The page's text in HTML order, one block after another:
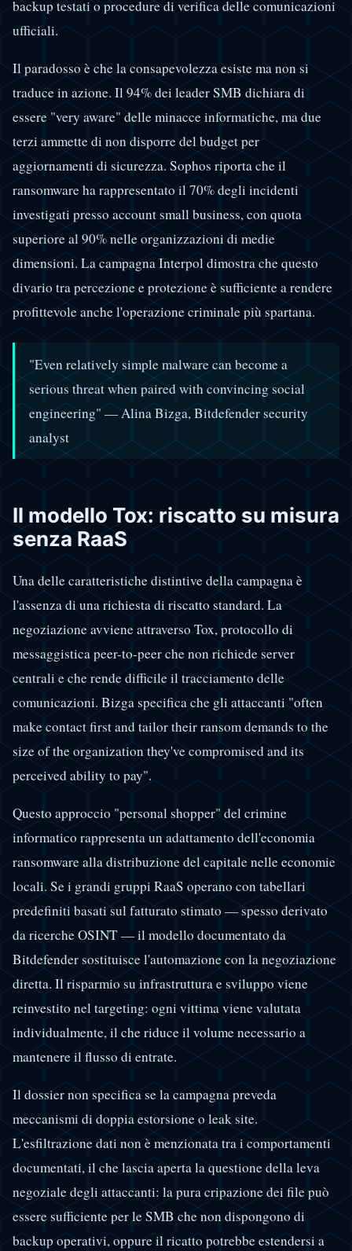
backup testati o procedure di verifica delle comunicazioni
ufficiali.
Il paradosso è che la consapevolezza esiste ma non si
traduce in azione. Il 94% dei leader SMB dichiara di
essere "very aware" delle minacce informatiche, ma due
terzi ammette di non disporre del budget per
aggiornamenti di sicurezza. Sophos riporta che il
ransomware ha rappresentato il 70% degli incidenti
investigati presso account small business, con quota
superiore al 90% nelle organizzazioni di medie
dimensioni. La campagna Interpol dimostra che questo
divario tra percezione e protezione è sufficiente a rendere
profittevole anche l'operazione criminale più spartana.
"Even relatively simple malware can become a
serious threat when paired with convincing social
engineering" — Alina Bizga, Bitdefender security
analyst
Il modello Tox: riscatto su misura
senza RaaS
Una delle caratteristiche distintive della campagna è
l'assenza di una richiesta di riscatto standard. La
negoziazione avviene attraverso Tox, protocollo di
messaggistica peer-to-peer che non richiede server
centrali e che rende difficile il tracciamento delle
comunicazioni. Bizga specifica che gli attaccanti "often
make contact first and tailor their ransom demands to the
size of the organization they've compromised and its
perceived ability to pay".
Questo approccio "personal shopper" del crimine
informatico rappresenta un adattamento dell'economia
ransomware alla distribuzione del capitale nelle economie
locali. Se i grandi gruppi RaaS operano con tabellari
predefiniti basati sul fatturato stimato — spesso derivato
da ricerche OSINT — il modello documentato da
Bitdefender sostituisce l'automazione con la negoziazione
diretta. Il risparmio su infrastruttura e sviluppo viene
reinvestito nel targeting: ogni vittima viene valutata
individualmente, il che riduce il volume necessario a
mantenere il flusso di entrate.
Il dossier non specifica se la campagna preveda
meccanismi di doppia estorsione o leak site.
L'esfiltrazione dati non è menzionata tra i comportamenti
documentati, il che lascia aperta la questione della leva
negoziale degli attaccanti: la pura cripazione dei file può
essere sufficiente per le SMB che non dispongono di
backup operativi, oppure il ricatto potrebbe estendersi a